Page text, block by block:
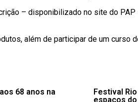
– disponibilizado no site do
além de participar de um curso
68 anos na
Festival
espaços